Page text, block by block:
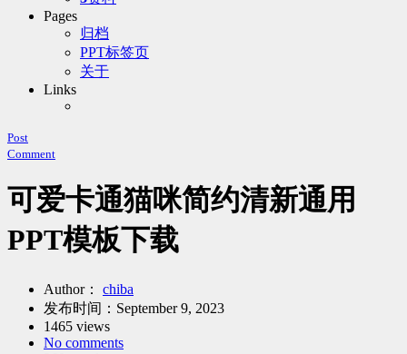
Pages
归档
PPT标签页
关于
Links
Post
Comment
可爱卡通猫咪简约清新通用
PPT模板下载
Author：
chiba
发布时间： September 9, 2023
1465 views
No comments